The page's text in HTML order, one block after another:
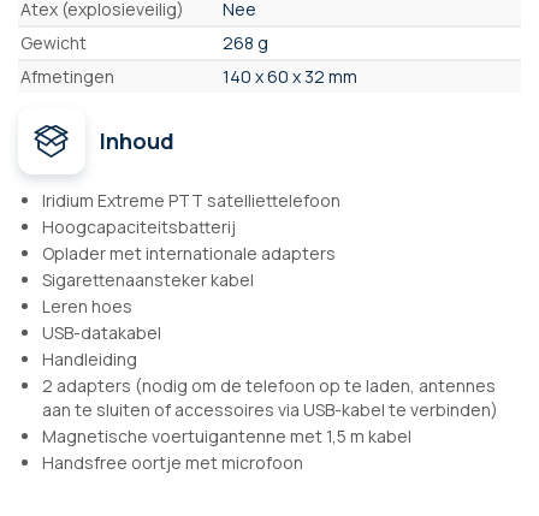
Atex (explosieveilig)
Nee
Gewicht
268 g
Afmetingen
140 x 60 x 32 mm
Inhoud
Iridium Extreme PTT satelliettelefoon
Hoogcapaciteitsbatterij
Oplader met internationale adapters
Sigarettenaansteker kabel
Leren hoes
USB-datakabel
Handleiding
2 adapters (nodig om de telefoon op te laden, antennes
aan te sluiten of accessoires via USB-kabel te verbinden)
Magnetische voertuigantenne met 1,5 m kabel
Handsfree oortje met microfoon